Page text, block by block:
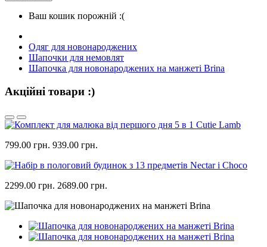
Ваш кошик порожній :(
Одяг для новонароджених
Шапочки для немовлят
Шапочка для новонароджених на манжеті Brina
Акційні товари :)
799.00 грн. 939.00 грн.
2299.00 грн. 2689.00 грн.